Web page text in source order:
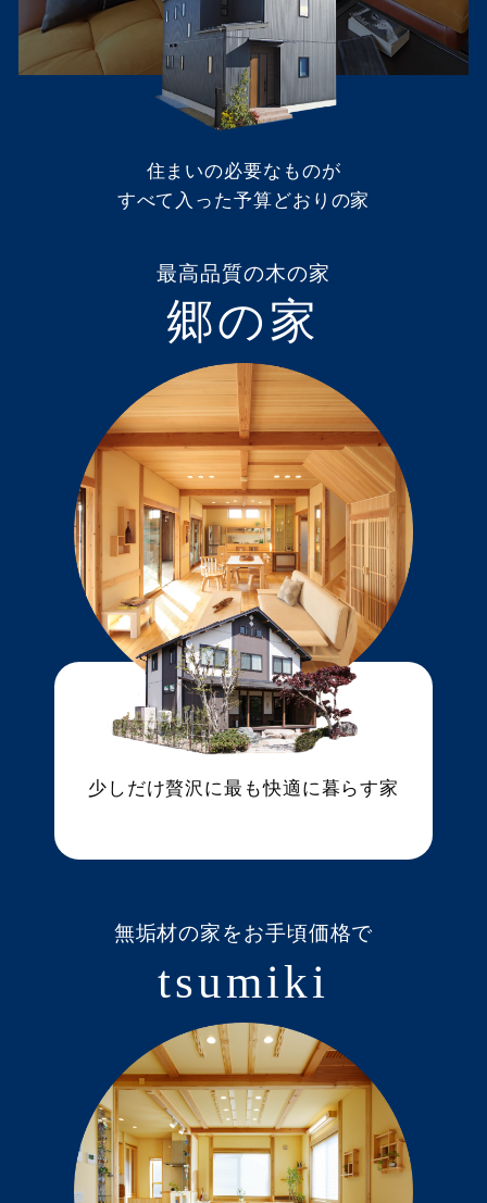
住まいの必要なものが
すべて入った予算どおりの家
最高品質の木の家
郷の家
少しだけ贅沢に最も快適に暮らす家
無垢材の家をお手頃価格で
tsumiki